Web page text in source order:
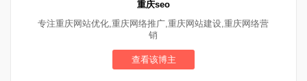
重庆seo
专注重庆网站优化,重庆网络推广,重庆网站建设,重庆网络营
销
查看该博主